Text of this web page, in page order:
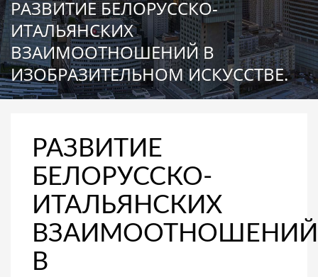
РАЗВИТИЕ БЕЛОРУССКО-
ИТАЛЬЯНСКИХ
ВЗАИМООТНОШЕНИЙ В
ИЗОБРАЗИТЕЛЬНОМ ИСКУССТВЕ.
РАЗВИТИЕ
БЕЛОРУССКО-
ИТАЛЬЯНСКИХ
ВЗАИМООТНОШЕНИЙ
В